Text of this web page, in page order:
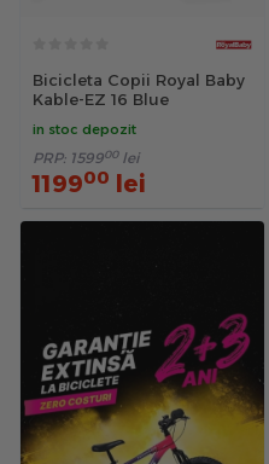
Bicicleta Copii Royal Baby
Kable-EZ 16 Blue
in stoc depozit
PRP: 159900 lei
119900 lei